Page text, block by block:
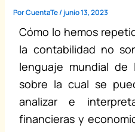
PorCuentaTe/ junio 13, 2023
Cómo lo hemos
la contabilidad no
lenguaje mundial de
sobre la cual se
analizar e
financieras y